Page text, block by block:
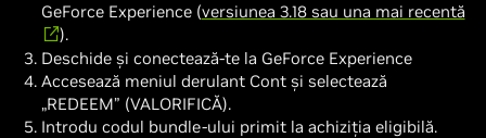
GeForce Experience (versiunea 3.18 sau una mai recentă
).
Deschide și conectează-te la GeForce Experience
Accesează meniul derulant Cont și selectează
„REDEEM” (VALORIFICĂ).
Introdu codul bundle-ului primit la achiziția eligibilă.